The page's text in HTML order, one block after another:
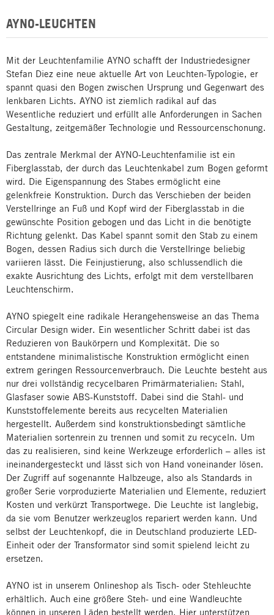
AYNO-LEUCHTEN
Mit der Leuchtenfamilie AYNO schafft der Industriedesigner
Stefan Diez eine neue aktuelle Art von Leuchten-Typologie, er
spannt quasi den Bogen zwischen Ursprung und Gegenwart des
lenkbaren Lichts. AYNO ist ziemlich radikal auf das
Wesentliche reduziert und erfüllt alle Anforderungen in Sachen
Gestaltung, zeitgemäßer Technologie und Ressourcenschonung.
Das zentrale Merkmal der AYNO-Leuchtenfamilie ist ein
Fiberglasstab, der durch das Leuchtenkabel zum Bogen geformt
wird. Die Eigenspannung des Stabes ermöglicht eine
gelenkfreie Konstruktion. Durch das Verschieben der beiden
Verstellringe an Fuß und Kopf wird der Fiberglasstab in die
gewünschte Position gebogen und das Licht in die benötigte
Richtung gelenkt. Das Kabel spannt somit den Stab zu einem
Bogen, dessen Radius sich durch die Verstellringe beliebig
variieren lässt. Die Feinjustierung, also schlussendlich die
exakte Ausrichtung des Lichts, erfolgt mit dem verstellbaren
Leuchtenschirm.
AYNO spiegelt eine radikale Herangehensweise an das Thema
Circular Design wider. Ein wesentlicher Schritt dabei ist das
Reduzieren von Baukörpern und Komplexität. Die so
entstandene minimalistische Konstruktion ermöglicht einen
extrem geringen Ressourcenverbrauch. Die Leuchte besteht aus
nur drei vollständig recycelbaren Primärmaterialien: Stahl,
Glasfaser sowie ABS-Kunststoff. Dabei sind die Stahl- und
Kunststoffelemente bereits aus recycelten Materialien
hergestellt. Außerdem sind konstruktionsbedingt sämtliche
Materialien sortenrein zu trennen und somit zu recyceln. Um
das zu realisieren, sind keine Werkzeuge erforderlich – alles ist
ineinandergesteckt und lässt sich von Hand voneinander lösen.
Der Zugriff auf sogenannte Halbzeuge, also als Standards in
großer Serie vorproduzierte Materialien und Elemente, reduziert
Kosten und verkürzt Transportwege. Die Leuchte ist langlebig,
da sie vom Benutzer werkzeuglos repariert werden kann. Und
selbst der Leuchtenkopf, die in Deutschland produzierte LED-
Einheit oder der Transformator sind somit spielend leicht zu
ersetzen.
AYNO ist in unserem Onlineshop als Tisch- oder Stehleuchte
erhältlich. Auch eine größere Steh- und eine Wandleuchte
können in unseren Läden bestellt werden. Hier unterstützen